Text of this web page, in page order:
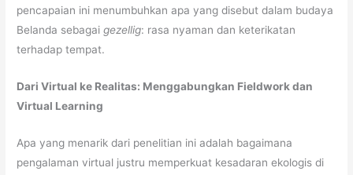
pencapaian ini menumbuhkan apa yang disebut dalam budaya
Belanda sebagaigezellig: rasa nyaman dan keterikatan
terhadap tempat.
Dari Virtual ke Realitas: Menggabungkan Fieldwork dan
Virtual Learning
Apa yang menarik dari penelitian ini adalah bagaimana
pengalaman virtual justru memperkuat kesadaran ekologis di